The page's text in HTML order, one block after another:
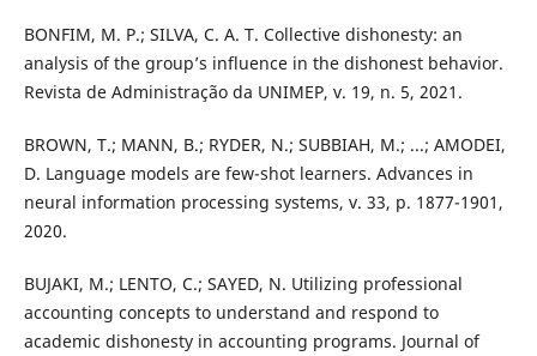
BONFIM, M. P.; SILVA, C. A. T. Collective dishonesty: an
analysis of the group’s influence in the dishonest behavior.
Revista de Administração da UNIMEP, v. 19, n. 5, 2021.
BROWN, T.; MANN, B.; RYDER, N.; SUBBIAH, M.; ...; AMODEI,
D. Language models are few-shot learners. Advances in
neural information processing systems, v. 33, p. 1877-1901,
2020.
BUJAKI, M.; LENTO, C.; SAYED, N. Utilizing professional
accounting concepts to understand and respond to
academic dishonesty in accounting programs. Journal of